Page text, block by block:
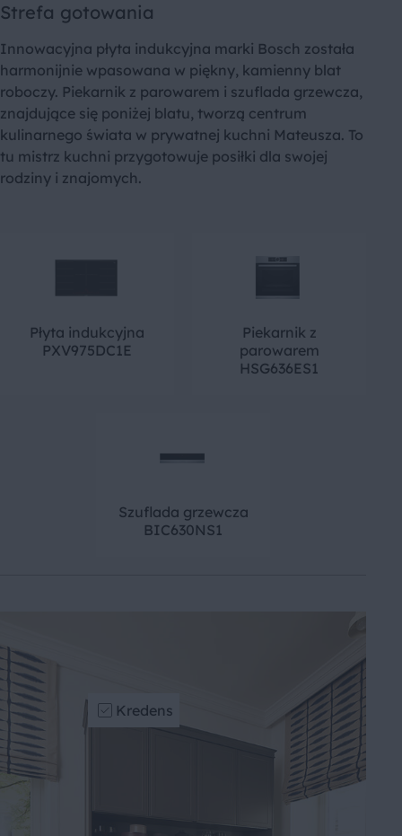
Strefa gotowania
Innowacyjna płyta indukcyjna marki Bosch została
harmonijnie wpasowana w piękny, kamienny blat
roboczy. Piekarnik z parowarem i szuflada grzewcza,
znajdujące się poniżej blatu, tworzą centrum
kulinarnego świata w prywatnej kuchni Mateusza. To
tu mistrz kuchni przygotowuje posiłki dla swojej
rodziny i znajomych.
Płyta indukcyjna
PXV975DC1E
Piekarnik z
parowarem
HSG636ES1
Szuflada grzewcza
BIC630NS1
Kredens